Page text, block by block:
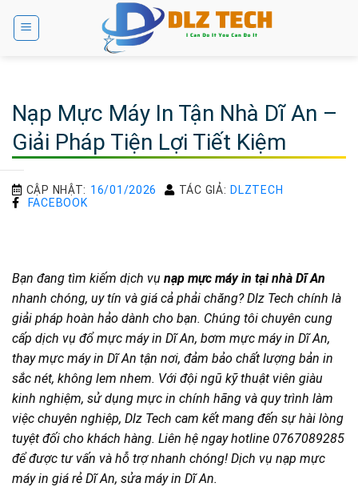
Nạp Mực Máy In Tận Nhà Dĩ An –
Giải Pháp Tiện Lợi Tiết Kiệm
CẬP NHẬT: 16/01/2026 TÁC GIẢ: DLZTECH
FACEBOOK
Bạn đang tìm kiếm dịch vụ nạp mực máy in tại nhà Dĩ An
nhanh chóng, uy tín và giá cả phải chăng? Dlz Tech chính là
giải pháp hoàn hảo dành cho bạn. Chúng tôi chuyên cung
cấp dịch vụ đổ mực máy in Dĩ An, bơm mực máy in Dĩ An,
thay mực máy in Dĩ An tận nơi, đảm bảo chất lượng bản in
sắc nét, không lem nhem. Với đội ngũ kỹ thuật viên giàu
kinh nghiệm, sử dụng mực in chính hãng và quy trình làm
việc chuyên nghiệp, Dlz Tech cam kết mang đến sự hài lòng
tuyệt đối cho khách hàng. Liên hệ ngay hotline 0767089285
để được tư vấn và hỗ trợ nhanh chóng! Dịch vụ nạp mực
máy in giá rẻ Dĩ An, sửa máy in Dĩ An.